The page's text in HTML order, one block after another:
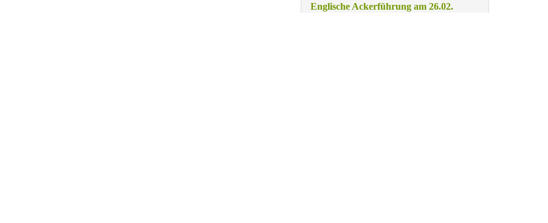
Englische Ackerführung am 26.02.